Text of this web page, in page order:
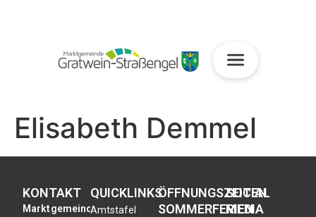
Elisabeth Demmel
KONTAKT
Marktgemeinde
QUICKLINKS
Amtstafel
ÖFFNUNGSZEITEN
SOMMERFERIEN
SOCIAL
MEDIA